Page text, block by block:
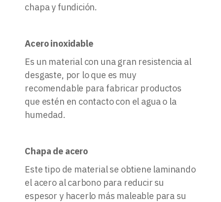
chapa y fundición.
Acero inoxidable
Es un material con una gran resistencia al
desgaste, por lo que es muy
recomendable para fabricar productos
que estén en contacto con el agua o la
humedad.
Chapa de acero
Este tipo de material se obtiene laminando
el acero al carbono para reducir su
espesor y hacerlo más maleable para su